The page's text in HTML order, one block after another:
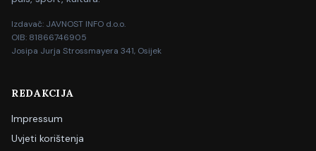
Izdavač: JAVNOST INFO d.o.o.
OIB: 81866746905
Josipa Jurja Strossmayera 341, Osijek
REDAKCIJA
Impressum
Uvjeti korištenja